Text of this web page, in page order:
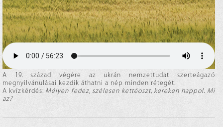
A 19. század végére az ukrán nemzettudat szerteágazó
megnyilvánulásai kezdik áthatni a nép minden rétegét.
A kvízkérdés: Mélyen fedez, szélesen kettéoszt, kereken happol. Mi
az?